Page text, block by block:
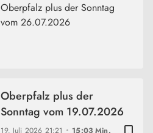
Oberpfalz plus der Sonntag
vom 26.07.2026
19. Juli 2026 21:21 15:03 Min.
Oberpfalz plus der
Sonntag vom 19.07.2026